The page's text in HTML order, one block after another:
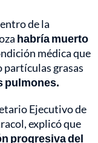
de la
habría muerto
médica que
partículas grasas
pulmones.
Ejecutivo de
explicó que
progresiva del